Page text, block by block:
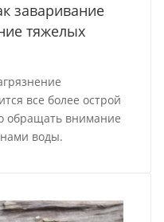
заваривание
тяжелых
все более острой
обращать внимание
воды.